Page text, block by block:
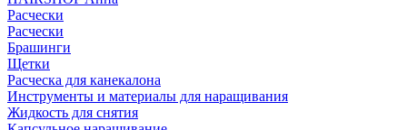
Расчески
Расчески
Брашинги
Щетки
Расческа для канекалона
Инструменты и материалы для наращивания
Жидкость для снятия